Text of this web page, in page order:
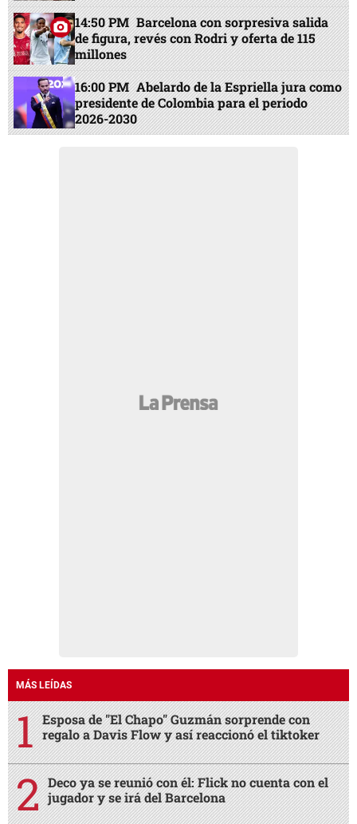
14:50 PM Barcelona con sorpresiva salida
de figura, revés con Rodri y oferta de 115
millones
16:00 PM Abelardo de la Espriella jura como
presidente de Colombia para el periodo
2026-2030
MÁS LEÍDAS
Esposa de "El Chapo" Guzmán sorprende con
regalo a Davis Flow y así reaccionó el tiktoker
Deco ya se reunió con él: Flick no cuenta con el
jugador y se irá del Barcelona